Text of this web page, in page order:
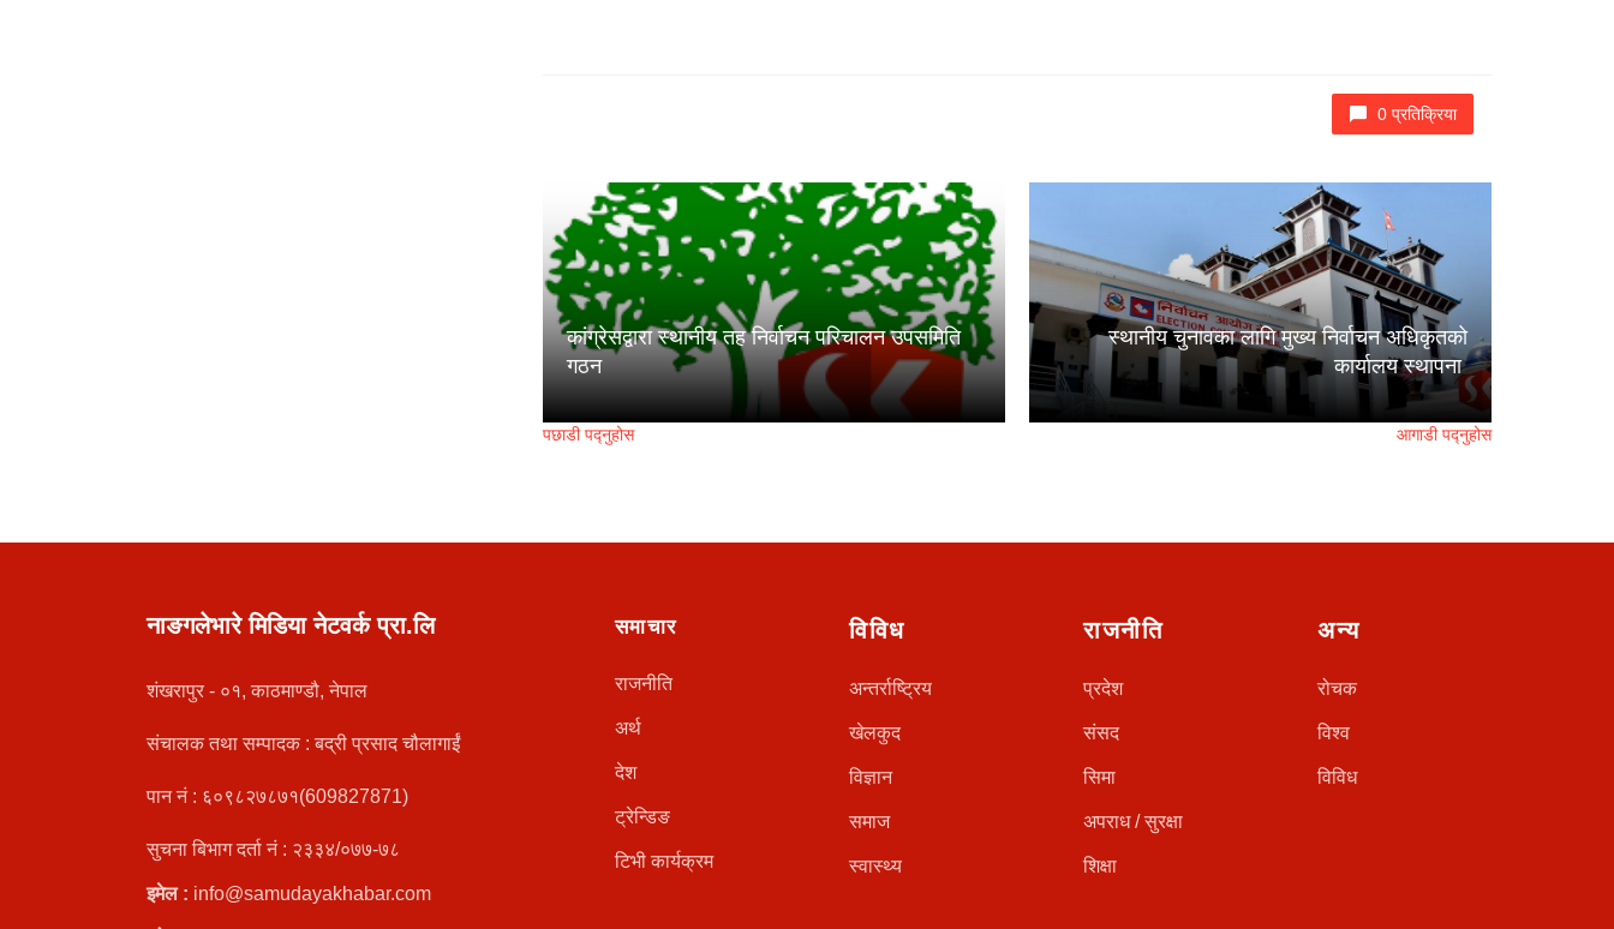
0 प्रतिक्रिया
कांग्रेसद्वारा स्थानीय तह निर्वाचन परिचालन उपसमिति
गठन
पछाडी पद्नुहोस
स्थानीय चुनावका लागि मुख्य निर्वाचन अधिकृतको
कार्यालय स्थापना
आगाडी पद्नुहोस
नाङगलेभारे मिडिया नेटवर्क प्रा.लि
शंखरापुर - ०१, काठमाण्डौ, नेपाल
संचालक तथा सम्पादक : बद्री प्रसाद चौलागाईं
पान नं : ६०९८२७८७१(609827871)
सुचना बिभाग दर्ता नं : २३३४/०७७-७८
इमेल : info@samudayakhabar.com
समाचार
राजनीति
अर्थ
देश
ट्रेन्डिङ
टिभी कार्यक्रम
विविध
अन्तर्राष्ट्रिय
खेलकुद
विज्ञान
समाज
स्वास्थ्य
राजनीति
प्रदेश
संसद
सिमा
अपराध / सुरक्षा
शिक्षा
अन्य
रोचक
विश्व
विविध